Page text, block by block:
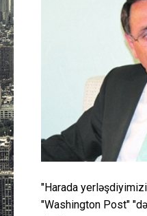
"Harada
"Washington Post"